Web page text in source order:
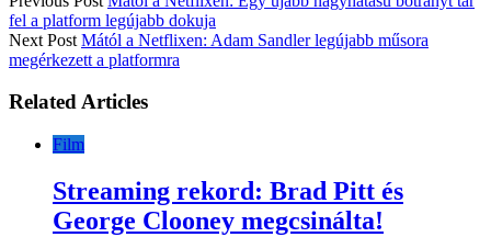
fel a platform legújabb dokuja
Next Post Mától a Netflixen: Adam Sandler legújabb műsora
megérkezett a platformra
Related Articles
Film
Streaming rekord: Brad Pitt és
George Clooney megcsinálta!